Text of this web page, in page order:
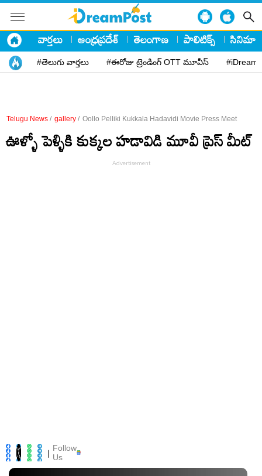
వార్తలు ఆంధ్రప్రదేశ్ తెలంగాణ పాలిటిక్స్ సినిమా
#తెలుగు వార్తలు #ఈరోజు ట్రెండింగ్ OTT మూవీస్
Telugu News / gallery / Oollo Pelliki Kukkala Hadavidi Movie Press Meet
ఊళ్ళో పెళ్ళికి కుక్కల హడావిడి మూవీ ప్రెస్ మీట్
| Follow
Us